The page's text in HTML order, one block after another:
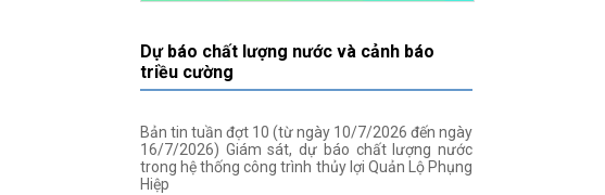
Dự báo chất lượng nước và cảnh báo
triều cường
Bản tin tuần đợt 10 (từ ngày 10/7/2026 đến ngày
16/7/2026) Giám sát, dự báo chất lượng nước
trong hệ thống công trình thủy lợi Quản Lộ Phụng
Hiệp